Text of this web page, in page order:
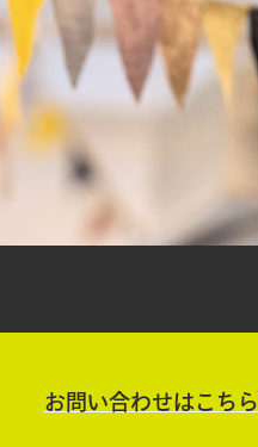
お問い合わせはこちら